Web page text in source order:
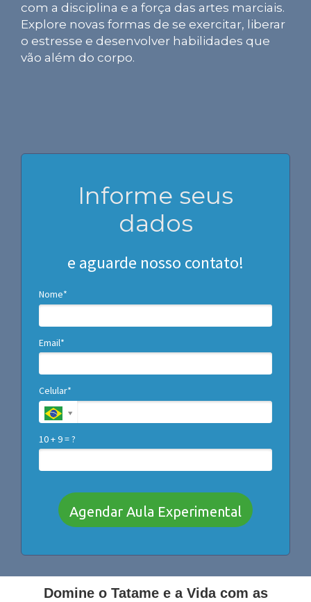
com a disciplina e a força das artes marciais.
Explore novas formas de se exercitar, liberar
o estresse e desenvolver habilidades que
vão além do corpo.
Informe seus
dados
e aguarde nosso contato!
Nome*
Email*
Celular*
10 + 9 = ?
Agendar Aula Experimental
Domine o Tatame e a Vida com as